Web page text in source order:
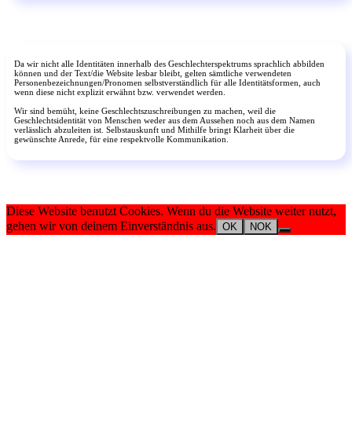
Da wir nicht alle Identitäten innerhalb des Geschlechterspektrums sprachlich abbilden
können und der Text/die Website lesbar bleibt, gelten sämtliche verwendeten
Personenbezeichnungen/Pronomen selbstverständlich für alle Identitätsformen, auch
wenn diese nicht explizit erwähnt bzw. verwendet werden.
Wir sind bemüht, keine Geschlechtszuschreibungen zu machen, weil die
Geschlechtsidentität von Menschen weder aus dem Aussehen noch aus dem Namen
verlässlich abzuleiten ist. Selbstauskunft und Mithilfe bringt Klarheit über die
gewünschte Anrede, für eine respektvolle Kommunikation.
Diese Website benutzt Cookies. Wenn du die Website weiter nutzt,
gehen wir von deinem Einverständnis aus. OK NOK